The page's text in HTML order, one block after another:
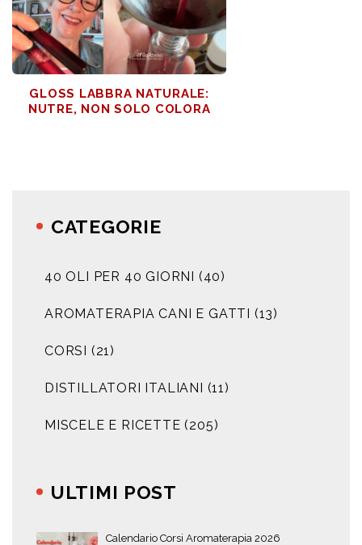
GLOSS LABBRA NATURALE:
NUTRE, NON SOLO COLORA
CATEGORIE
40 OLI PER 40 GIORNI (40)
AROMATERAPIA CANI E GATTI (13)
CORSI (21)
DISTILLATORI ITALIANI (11)
MISCELE E RICETTE (205)
ULTIMI POST
Calendario Corsi Aromaterapia 2026